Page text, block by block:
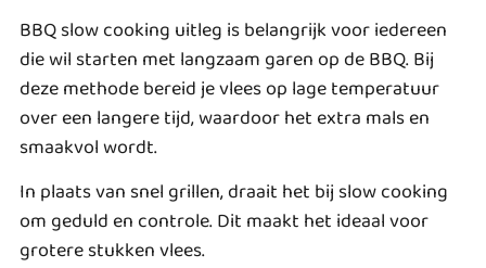
BBQ slow cooking uitleg is belangrijk voor iedereen
die wil starten met langzaam garen op de BBQ. Bij
deze methode bereid je vlees op lage temperatuur
over een langere tijd, waardoor het extra mals en
smaakvol wordt.
In plaats van snel grillen, draait het bij slow cooking
om geduld en controle. Dit maakt het ideaal voor
grotere stukken vlees.